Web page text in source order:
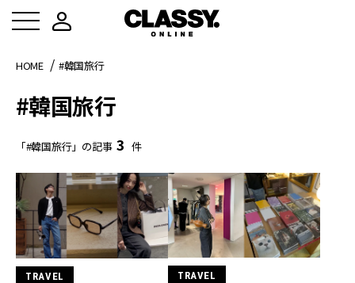
HOME #韓国旅行
#韓国旅行
「#韓国旅行」の記事 3 件
TRAVEL TRAVEL